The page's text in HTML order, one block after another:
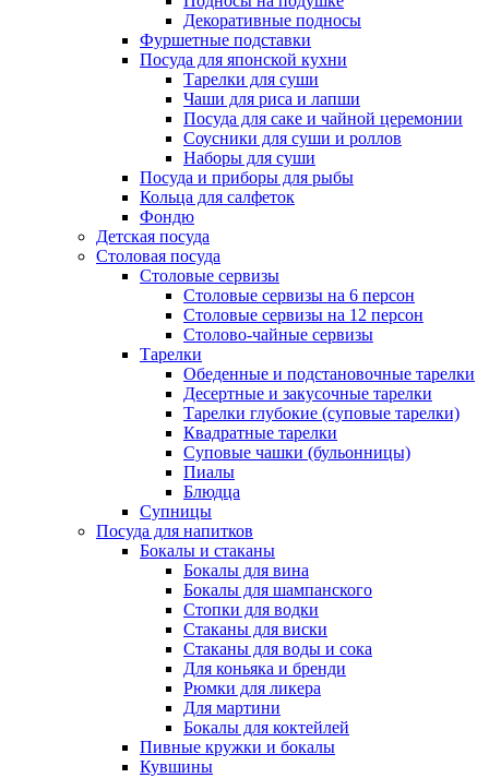
Декоративные подносы
Фуршетные подставки
Посуда для японской кухни
Тарелки для суши
Чаши для риса и лапши
Посуда для саке и чайной церемонии
Соусники для суши и роллов
Наборы для суши
Посуда и приборы для рыбы
Кольца для салфеток
Фондю
Детская посуда
Столовая посуда
Столовые сервизы
Столовые сервизы на 6 персон
Столовые сервизы на 12 персон
Столово-чайные сервизы
Тарелки
Обеденные и подстановочные тарелки
Десертные и закусочные тарелки
Тарелки глубокие (суповые тарелки)
Квадратные тарелки
Суповые чашки (бульонницы)
Пиалы
Блюдца
Супницы
Посуда для напитков
Бокалы и стаканы
Бокалы для вина
Бокалы для шампанского
Стопки для водки
Стаканы для виски
Стаканы для воды и сока
Для коньяка и бренди
Рюмки для ликера
Для мартини
Бокалы для коктейлей
Пивные кружки и бокалы
Кувшины